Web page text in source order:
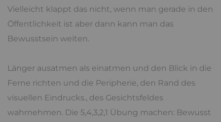
Vielleicht klappt das nicht, wenn man gerade in den
Öffentlichkeit ist aber dann kann man das
Bewusstsein weiten.
Länger ausatmen als einatmen und den Blick in die
Ferne richten und die Peripherie, den Rand des
visuellen Eindrucks., des Gesichtsfeldes
wahrnehmen. Die 5,4,3,2,1 Übung machen: Bewusst